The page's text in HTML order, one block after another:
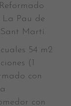
La Pau de
Martí.
54 m2
(1
con
con